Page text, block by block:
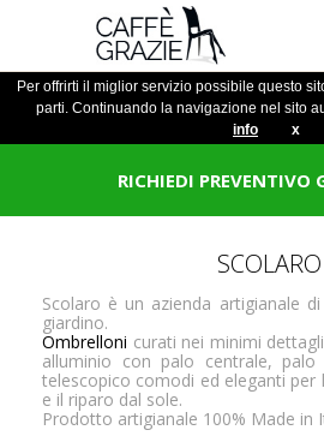
Per offrirti il miglior servizio possibile questo
parti. Continuando la navigazione nel sito
info
x
RICHIEDI PREVENTIVO
SCOLARO
Scolaro è un azienda artigianale di
giardino.
Ombrelloni curati nei minimi
alluminio con palo centrale,
telescopico comodi ed eleganti
e il riparo dal sole.
Prodotto artigianale 100% Made in